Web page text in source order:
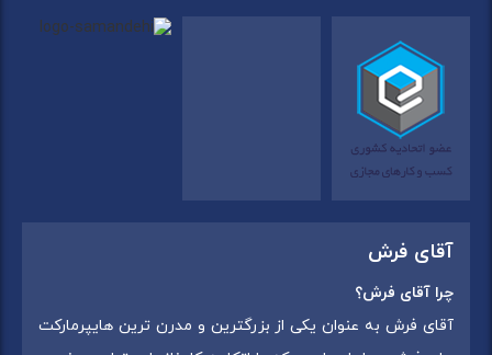
آقای فرش
چرا آقای فرش؟
آقای فرش به عنوان یکی از بزرگترین و مدرن ترین هایپرمارکت